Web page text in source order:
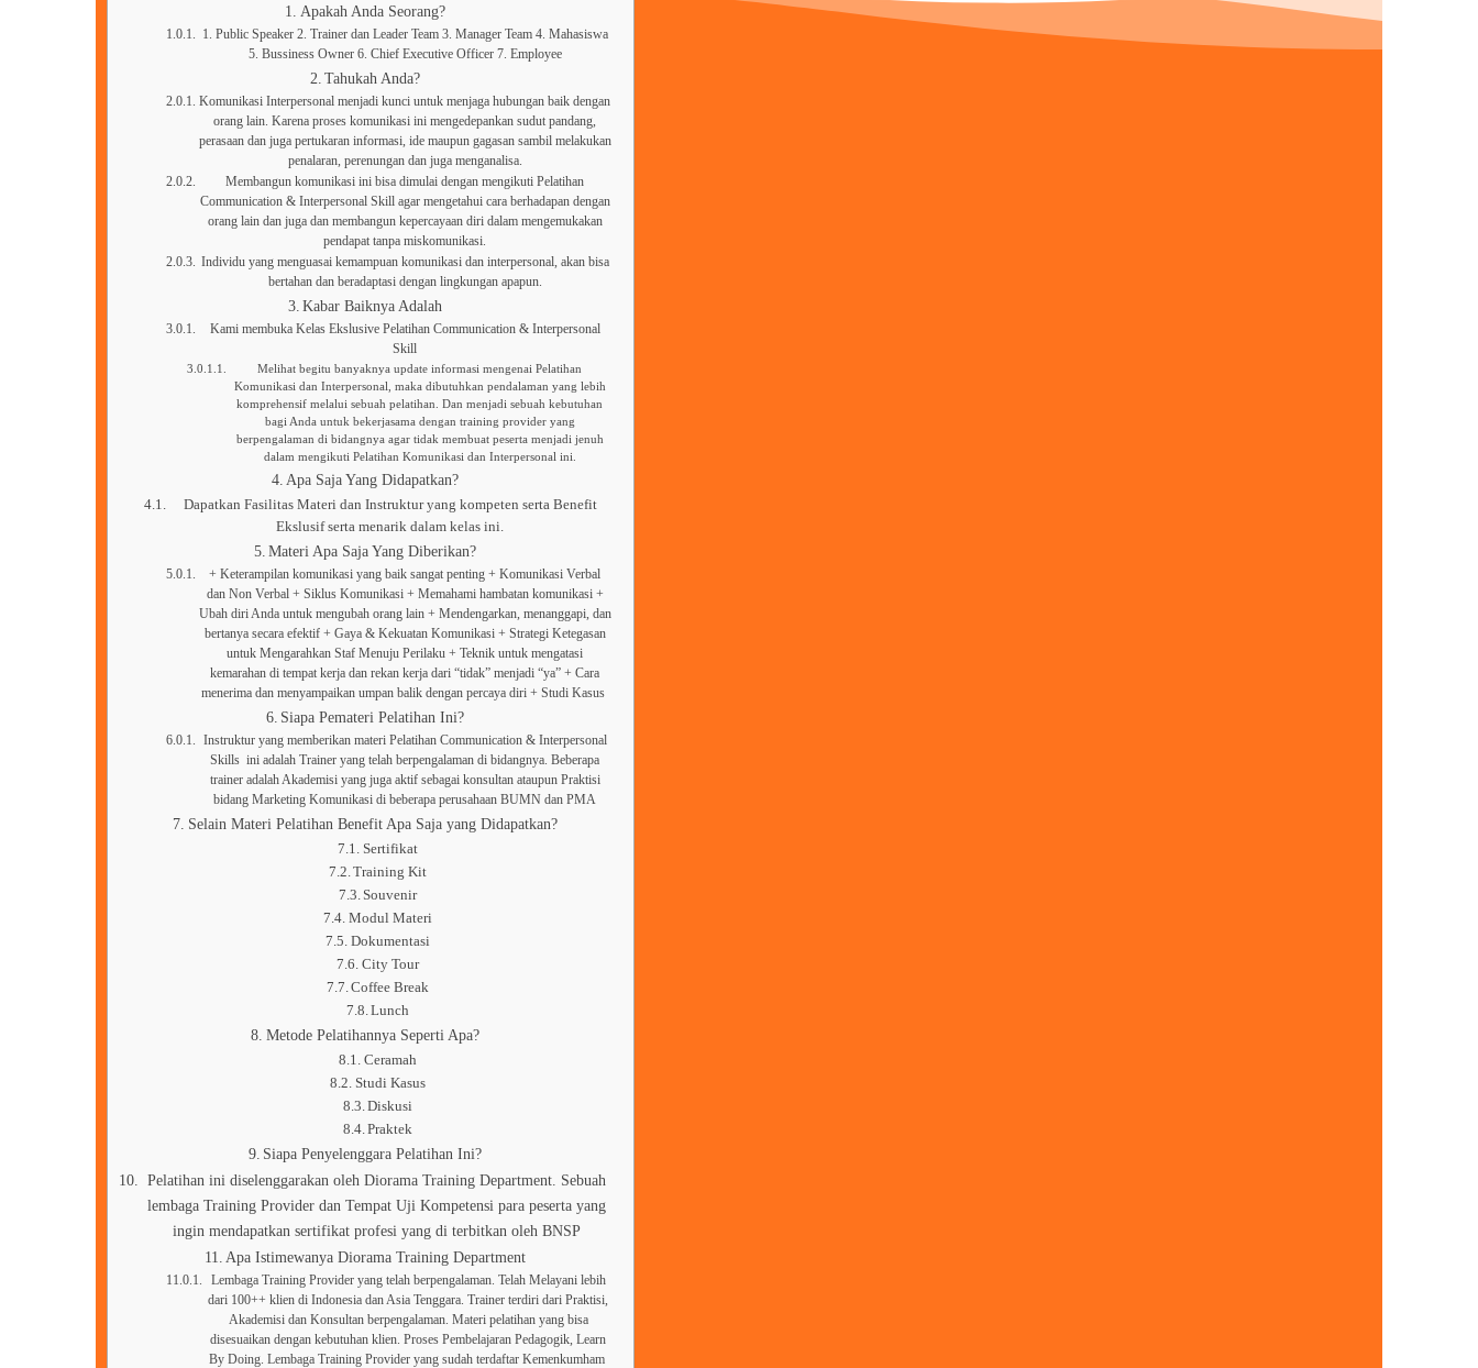
Apakah Anda Seorang?
1. Public Speaker 2. Trainer dan Leader Team 3. Manager Team 4. Mahasiswa
5. Bussiness Owner 6. Chief Executive Officer 7. Employee
Tahukah Anda?
Komunikasi Interpersonal menjadi kunci untuk menjaga hubungan baik dengan
orang lain. Karena proses komunikasi ini mengedepankan sudut pandang,
perasaan dan juga pertukaran informasi, ide maupun gagasan sambil melakukan
penalaran, perenungan dan juga menganalisa.
Membangun komunikasi ini bisa dimulai dengan mengikuti Pelatihan
Communication & Interpersonal Skill agar mengetahui cara berhadapan dengan
orang lain dan juga dan membangun kepercayaan diri dalam mengemukakan
pendapat tanpa miskomunikasi.
Individu yang menguasai kemampuan komunikasi dan interpersonal, akan bisa
bertahan dan beradaptasi dengan lingkungan apapun.
Kabar Baiknya Adalah
Kami membuka Kelas Ekslusive Pelatihan Communication & Interpersonal
Skill
Melihat begitu banyaknya update informasi mengenai Pelatihan
Komunikasi dan Interpersonal, maka dibutuhkan pendalaman yang lebih
komprehensif melalui sebuah pelatihan. Dan menjadi sebuah kebutuhan
bagi Anda untuk bekerjasama dengan training provider yang
berpengalaman di bidangnya agar tidak membuat peserta menjadi jenuh
dalam mengikuti Pelatihan Komunikasi dan Interpersonal ini.
Apa Saja Yang Didapatkan?
Dapatkan Fasilitas Materi dan Instruktur yang kompeten serta Benefit
Ekslusif serta menarik dalam kelas ini.
Materi Apa Saja Yang Diberikan?
+ Keterampilan komunikasi yang baik sangat penting + Komunikasi Verbal
dan Non Verbal + Siklus Komunikasi + Memahami hambatan komunikasi +
Ubah diri Anda untuk mengubah orang lain + Mendengarkan, menanggapi, dan
bertanya secara efektif + Gaya & Kekuatan Komunikasi + Strategi Ketegasan
untuk Mengarahkan Staf Menuju Perilaku + Teknik untuk mengatasi
kemarahan di tempat kerja dan rekan kerja dari “tidak” menjadi “ya” + Cara
menerima dan menyampaikan umpan balik dengan percaya diri + Studi Kasus
Siapa Pemateri Pelatihan Ini?
Instruktur yang memberikan materi Pelatihan Communication & Interpersonal
Skills ini adalah Trainer yang telah berpengalaman di bidangnya. Beberapa
trainer adalah Akademisi yang juga aktif sebagai konsultan ataupun Praktisi
bidang Marketing Komunikasi di beberapa perusahaan BUMN dan PMA
Selain Materi Pelatihan Benefit Apa Saja yang Didapatkan?
Sertifikat
Training Kit
Souvenir
Modul Materi
Dokumentasi
City Tour
Coffee Break
Lunch
Metode Pelatihannya Seperti Apa?
Ceramah
Studi Kasus
Diskusi
Praktek
Siapa Penyelenggara Pelatihan Ini?
Pelatihan ini diselenggarakan oleh Diorama Training Department. Sebuah
lembaga Training Provider dan Tempat Uji Kompetensi para peserta yang
ingin mendapatkan sertifikat profesi yang di terbitkan oleh BNSP
Apa Istimewanya Diorama Training Department
Lembaga Training Provider yang telah berpengalaman. Telah Melayani lebih
dari 100++ klien di Indonesia dan Asia Tenggara. Trainer terdiri dari Praktisi,
Akademisi dan Konsultan berpengalaman. Materi pelatihan yang bisa
disesuaikan dengan kebutuhan klien. Proses Pembelajaran Pedagogik, Learn
By Doing. Lembaga Training Provider yang sudah terdaftar Kemenkumham